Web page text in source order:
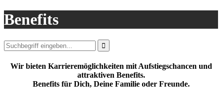
Benefits

Wir bieten Karrieremöglichkeiten mit Aufstiegschancen und
attraktiven Benefits.
Benefits für Dich, Deine Familie oder Freunde.